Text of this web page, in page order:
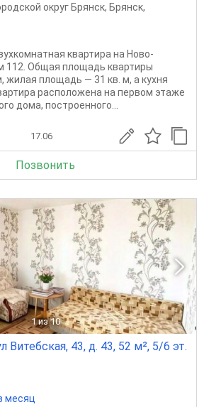
округ Брянск, Брянск,
квартира на Ново-
112. Общая площадь квартиры
жилая площадь — 31 кв. м, а кухня
расположена на первом этаже
дома, построенного...
17.06
Позвонить
1 из 10
Витебская, 43, д. 43, 52 м², 5/6 эт.
месяц